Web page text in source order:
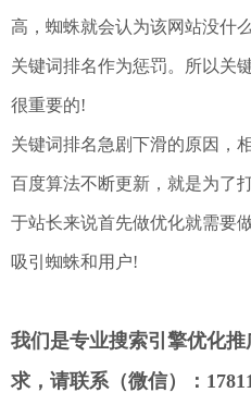
高，蜘蛛就会认为该网站没什
关键词排名作为惩罚。所以关
很重要的!
关键词排名急剧下滑的原因，
百度算法不断更新，就是为了
于站长来说首先做优化就需要
吸引蜘蛛和用户!
我们是专业搜索引擎优化
求，请联系（微信）：